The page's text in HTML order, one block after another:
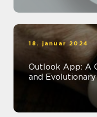
18. januar 2024
Outlook App: A
and